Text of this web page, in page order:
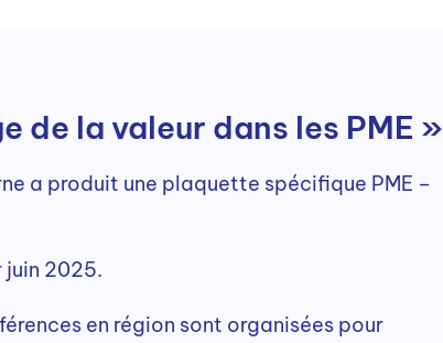
de la valeur dans les PME »
a produit une plaquette spécifique PME –
juin 2025.
en région sont organisées pour